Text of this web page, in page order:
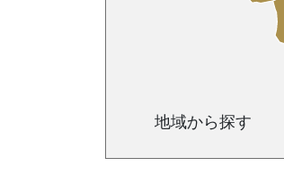
地域から探す